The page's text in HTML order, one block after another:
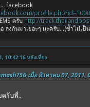
facebook
ครับ http://
ลงกันมาเยอะๆ นะครับ...(ซ้ำไม่เป็
10:42:16 หลังเที่ยง
เมื่อ สิงหาคม 07, 2011,
รับพี่...